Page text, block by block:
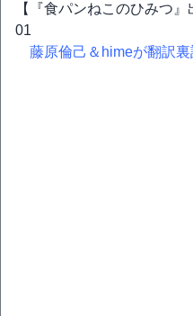
【『食パンねこのひみつ
01
藤原倫己＆himeが翻訳